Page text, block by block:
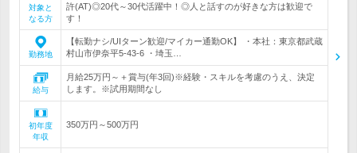
対象と
なる方
許(AT)◎20代～30代活躍中！◎人と話すのが好きな方は歓迎で
す！
勤務地
【転勤ナシ/UIターン歓迎/マイカー通勤OK】 ・本社：東京都武蔵
村山市伊奈平5-43-6 ・埼玉…
給与
月給25万円～＋賞与(年3回)※経験・スキルを考慮のうえ、決定
します。※試用期間なし
初年度
年収
350万円～500万円